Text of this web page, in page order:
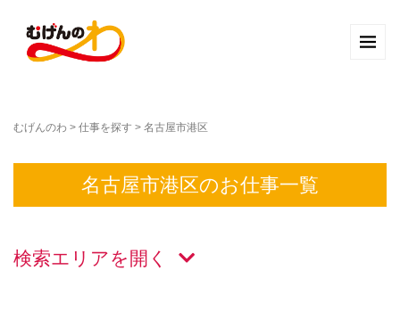
むげんのわ > 仕事を探す > 名古屋市港区
名古屋市港区のお仕事一覧
検索エリアを